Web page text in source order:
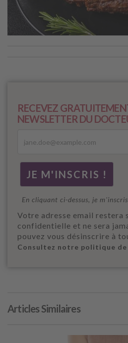
RECEVEZ
NEWSLETTER DU
En cliquant ci-dessus, je
Votre adresse email restera
confidentielle et ne sera
pouvez vous désinscrire à
Consultez notre politique
Articles Similaires